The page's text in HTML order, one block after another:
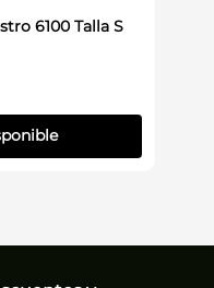
6100 Talla S